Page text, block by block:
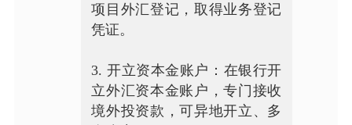
项目外汇登记，取得业务登记
凭证。
3. 开立资本金账户：在银行开
立外汇资本金账户，专门接收
境外投资款，可异地开立、多